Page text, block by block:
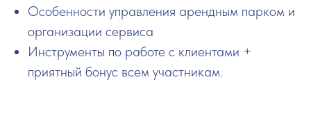
Особенности управления арендным парком и
организации сервиса
Инструменты по работе с клиентами +
приятный бонус всем участникам.